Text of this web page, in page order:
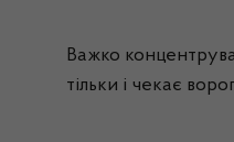
Важко
тільки і чекає